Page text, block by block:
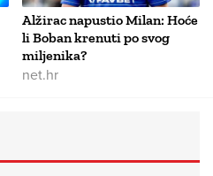
Alžirac napustio Milan: Hoće
li Boban krenuti po svog
miljenika?
net.hr